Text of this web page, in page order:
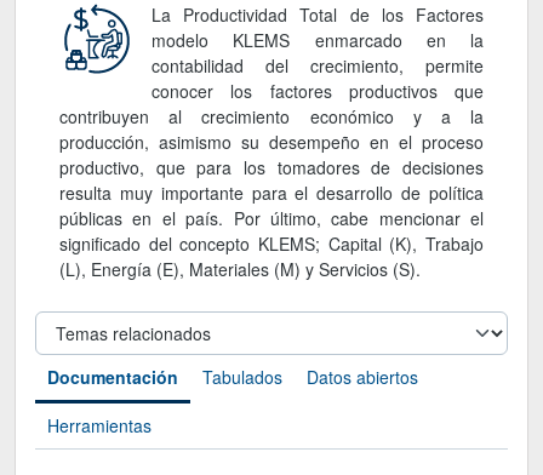
La Productividad Total de los Factores
modelo KLEMS enmarcado en la
contabilidad del crecimiento, permite
conocer los factores productivos que
contribuyen al crecimiento económico y a la
producción, asimismo su desempeño en el proceso
productivo, que para los tomadores de decisiones
resulta muy importante para el desarrollo de política
públicas en el país. Por último, cabe mencionar el
significado del concepto KLEMS; Capital (K), Trabajo
(L), Energía (E), Materiales (M) y Servicios (S).
Documentación Tabulados
Datos abiertos
Herramientas